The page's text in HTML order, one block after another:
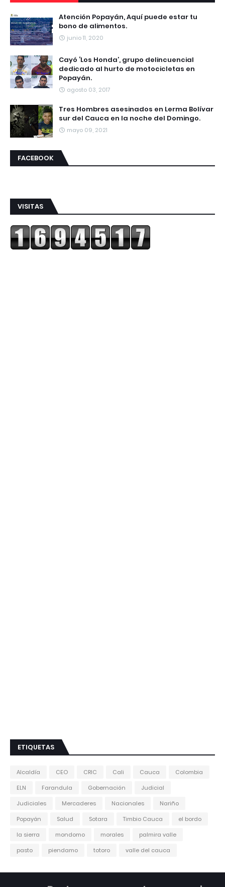
Atención Popayán, Aquí puede estar tu
bono de alimentos.
junio 11, 2020
Cayó ‘Los Honda’, grupo delincuencial
dedicado al hurto de motocicletas en
Popayán.
agosto 03, 2017
Tres Hombres asesinados en Lerma Bolívar
sur del Cauca en la noche del Domingo.
mayo 09, 2021
FACEBOOK
VISITAS
ETIQUETAS
Alcaldía CEO CRIC Cali Cauca
Colombia
ELN
Farandula Gobernación
Judicial
Judiciales
Mercaderes Nacionales
Nariño
Popayán
Salud Sotara Timbio Cauca
el bordo
la sierra
mondomo morales
palmira valle
pasto
piendamo totoro valle del cauca